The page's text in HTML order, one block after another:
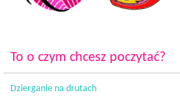
To o czym chcesz poczytać?
Dzierganie na drutach